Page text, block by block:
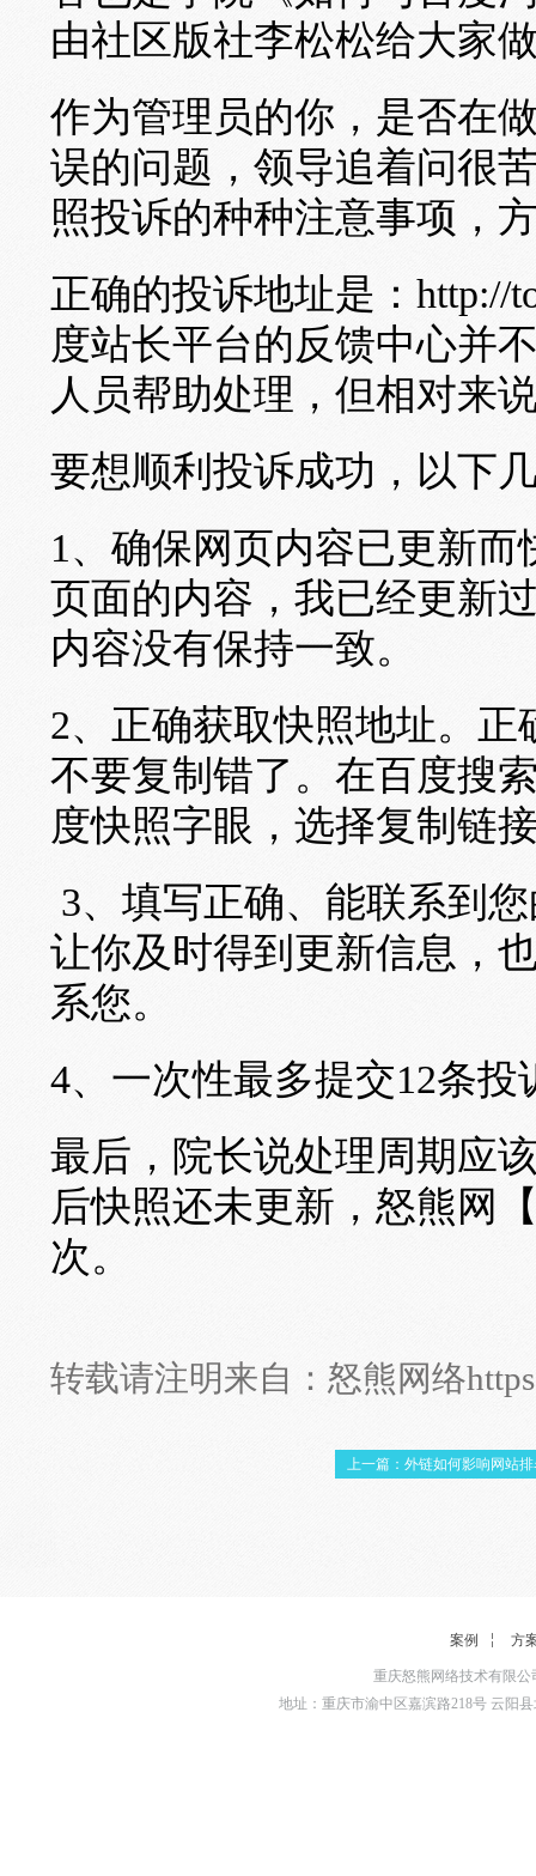
由社区版社李松松给大家
作为管理员的你，是否在
误的问题，领导追着问很
照投诉的种种注意事项，
正确的投诉地址是：http://
度站长平台的反馈中心并
人员帮助处理，但相对来
要想顺利投诉成功，以下
1、确保网页内容已更新
页面的内容，我已经更新
内容没有保持一致。
2、正确获取快照地址。
不要复制错了。在百度搜
度快照字眼，选择复制链
3、填写正确、能联系到
让你及时得到更新信息，
系您。
4、一次性最多提交12条投
最后，院长说处理周期应
后快照还未更新，怒熊网
次。
转载请注明来自： 怒熊网络
上一篇：外链如何影响网站排
案例 方
重庆怒熊网络技术有限
地址：重庆市渝中区嘉滨路218号 云阳